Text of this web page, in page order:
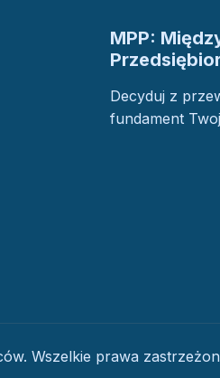
MPP:
Decyduj z
fundament
Wszelkie prawa